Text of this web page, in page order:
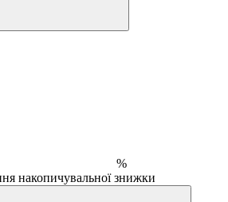
%
накопичувальної знижки